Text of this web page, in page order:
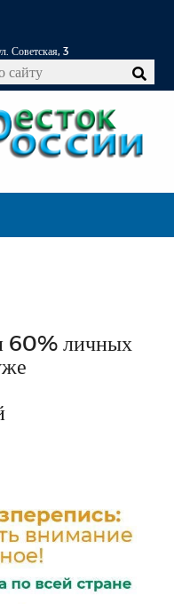
Советская, 3
60% личных